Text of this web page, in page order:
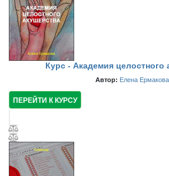
Курс - Академия целостного
Автор: Елена Ермакова
ПЕРЕЙТИ К КУРСУ